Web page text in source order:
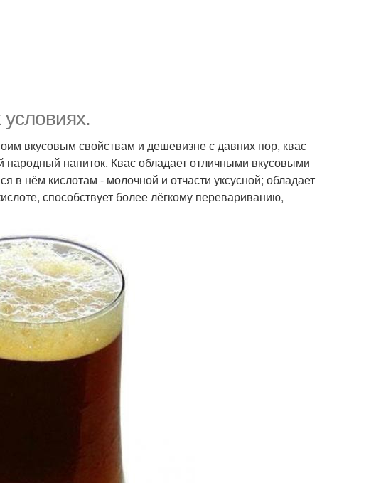
вкусовым свойствам и дешевизне с давних пор, квас
напиток. Квас обладает отличными вкусовыми
в нём кислотам - молочной и отчасти уксусной; обладает
способствует более лёгкому перевариванию,